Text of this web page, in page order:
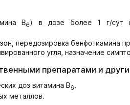
В6) в дозе более 1 г/сут
передозировка бенфотиамина
угля, назначение
препаратами и
доз витамина В6.
металлов.